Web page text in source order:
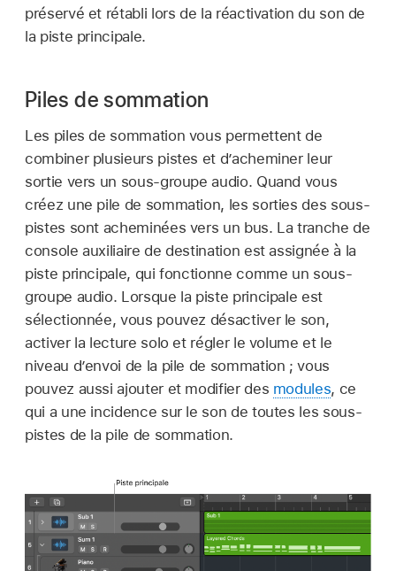
préservé et rétabli lors de la réactivation du son de
la piste principale.
Piles de sommation
Les piles de sommation vous permettent de
combiner plusieurs pistes et d’acheminer leur
sortie vers un sous-groupe audio. Quand vous
créez une pile de sommation, les sorties des sous-
pistes sont acheminées vers un bus. La tranche de
console auxiliaire de destination est assignée à la
piste principale, qui fonctionne comme un sous-
groupe audio. Lorsque la piste principale est
sélectionnée, vous pouvez désactiver le son,
activer la lecture solo et régler le volume et le
niveau d’envoi de la pile de sommation ; vous
pouvez aussi ajouter et modifier des modules, ce
qui a une incidence sur le son de toutes les sous-
pistes de la pile de sommation.